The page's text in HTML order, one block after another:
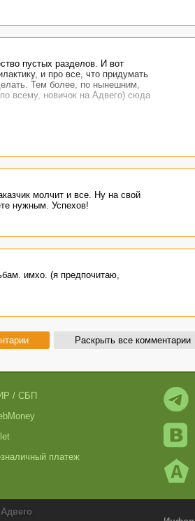
пустых разделов. И вот
и про все, что придумать
Тем более, по нынешним,
всему, новичок на Адвего) сюда
молчит и все. Ну на свой
нужным. Успехов!
имхо. (я предпочитаю,
Раскрыть все комментарии
/ СБП
платеж